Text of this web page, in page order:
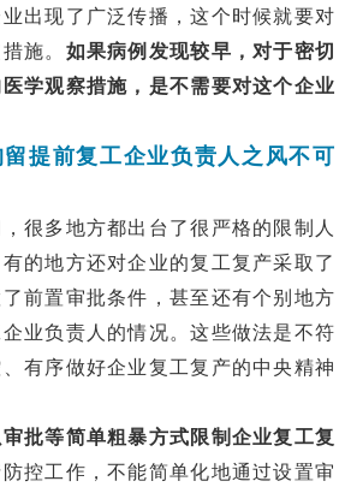
出现了广泛传播，这个时候就要对
施。 如果病例发现较早，对于密切
学观察措施，是不需要对这个企业
提前复工企业负责人之风不可
很多地方都出台了很严格的限制人
的地方还对企业的复工复产采取了
前置审批条件，甚至还有个别地方
业负责人的情况。这些做法是不符
有序做好企业复工复产的中央精神
批等简单粗暴方式限制企业复工复
控工作，不能简单化地通过设置审